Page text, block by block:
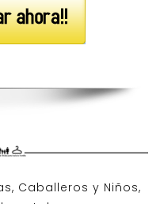
Caballeros y Niños,